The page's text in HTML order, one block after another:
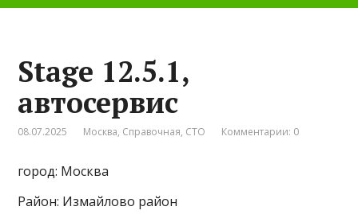
Stage 12.5.1,
автосервис
08.07.2025 Москва, Справочная, СТО Комментарии: 0
город: Москва
Район: Измайлово район